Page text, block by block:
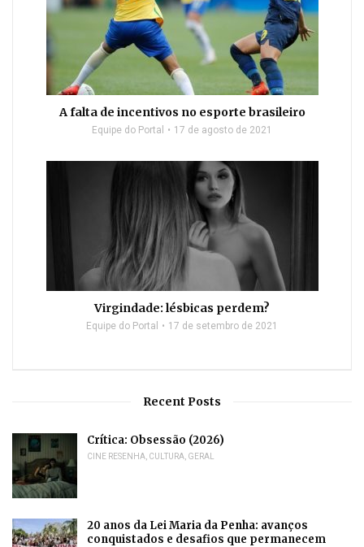
A falta de incentivos no esporte brasileiro
Equipe do Portal 17 de agosto de 2021
Virgindade: lésbicas perdem?
Equipe do Portal 17 de setembro de 2021
Recent Posts
Crítica: Obsessão (2026)
CINE RESENHA CULTURA GERAL
20 anos da Lei Maria da Penha: avanços
conquistados e desafios que permanecem